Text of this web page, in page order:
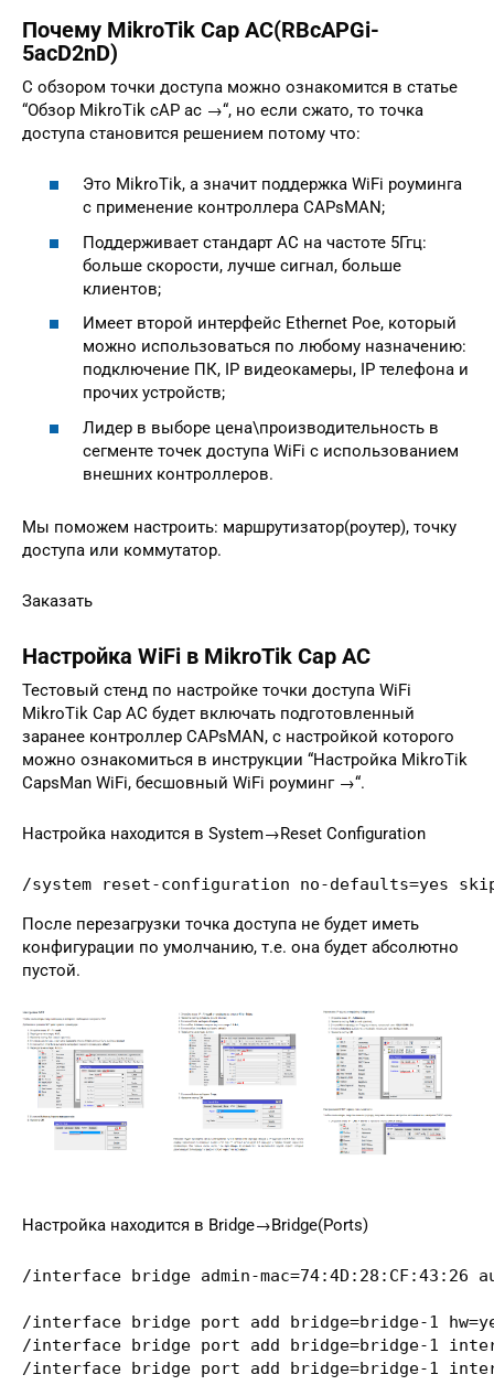
Почему MikroTik Cap AC(RBcAPGi-
5acD2nD)
С обзором точки доступа можно ознакомится в статье
“Обзор MikroTik cAP ac →“, но если сжато, то точка
доступа становится решением потому что:
Это MikroTik, а значит поддержка WiFi роуминга
с применение контроллера CAPsMAN;
Поддерживает стандарт AC на частоте 5Ггц:
больше скорости, лучше сигнал, больше
клиентов;
Имеет второй интерфейс Ethernet Poe, который
можно использоваться по любому назначению:
подключение ПК, IP видеокамеры, IP телефона и
прочих устройств;
Лидер в выборе цена\производительность в
сегменте точек доступа WiFi с использованием
внешних контроллеров.
Мы поможем настроить: маршрутизатор(роутер), точку
доступа или коммутатор.
Заказать
Настройка WiFi в MikroTik Cap AC
Тестовый стенд по настройке точки доступа WiFi
MikroTik Cap AC будет включать подготовленный
заранее контроллер CAPsMAN, с настройкой которого
можно ознакомиться в инструкции “Настройка MikroTik
CapsMan WiFi, бесшовный WiFi роуминг →“.
Настройка находится в System→Reset Configuration
/system reset-configuration no-defaults=yes
После перезагрузки точка доступа не будет иметь
конфигурации по умолчанию, т.е. она будет абсолютно
пустой.
Настройка находится в Bridge→Bridge(Ports)
/interface bridge admin-mac=74:4D:28:CF:43:26
/interface bridge port add bridge=bridge-1
/interface bridge port add bridge=bridge-1
/interface bridge port add bridge=bridge-1